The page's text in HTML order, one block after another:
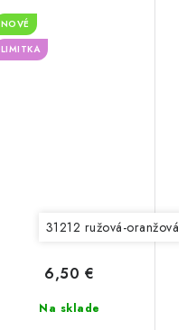
NOVÉ
LIMITKA
31212 ružová-oranžová
Na sklade
6,50 €